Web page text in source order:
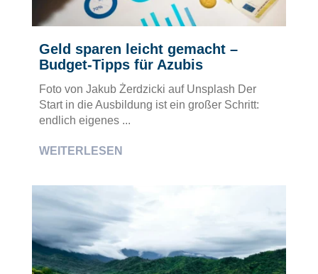
Geld sparen leicht gemacht –
Budget-Tipps für Azubis
Foto von Jakub Żerdzicki auf Unsplash Der
Start in die Ausbildung ist ein großer Schritt:
endlich eigenes ...
WEITERLESEN